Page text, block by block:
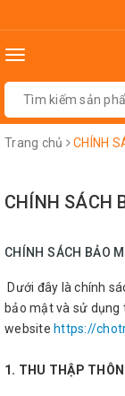
Toggle
Trang chủ CHÍNH
CHÍNH SÁCH
CHÍNH SÁCH BẢO
Dưới đây là chính
bảo mật và sử
website https://
1. THU THẬP